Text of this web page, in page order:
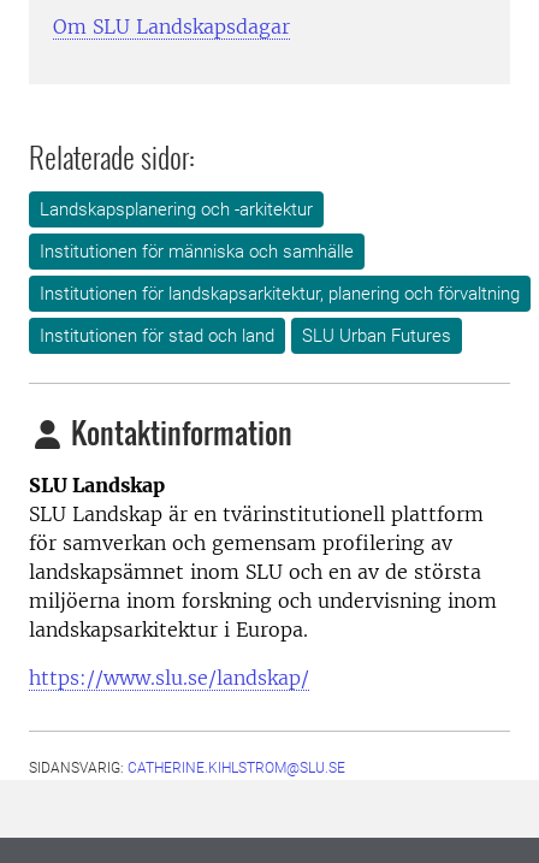
Om SLU Landskapsdagar
Relaterade sidor:
Landskapsplanering och -arkitektur
Institutionen för människa och samhälle
Institutionen för landskapsarkitektur, planering och förvaltning
Institutionen för stad och land
SLU Urban Futures
Kontaktinformation
SLU Landskap
SLU Landskap är en tvärinstitutionell plattform
för samverkan och gemensam profilering av
landskapsämnet inom SLU och en av de största
miljöerna inom forskning och undervisning inom
landskapsarkitektur i Europa.
https://www.slu.se/landskap/
SIDANSVARIG: CATHERINE.KIHLSTROM@SLU.SE